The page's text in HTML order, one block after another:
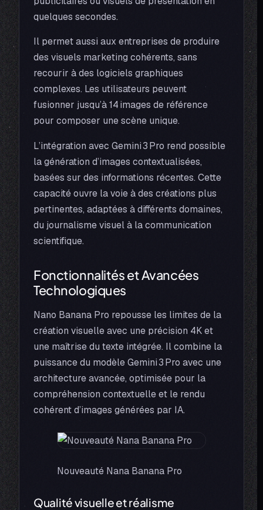
quelques secondes.
Il permet aussi aux entreprises de produire
des visuels marketing cohérents, sans
recourir à des logiciels graphiques
complexes. Les utilisateurs peuvent
fusionner jusqu’à 14 images de référence
pour composer une scène unique.
L’intégration avec Gemini 3 Pro rend possible
la génération d’images contextualisées,
basées sur des informations récentes. Cette
capacité ouvre la voie à des créations plus
pertinentes, adaptées à différents domaines,
du journalisme visuel à la communication
scientifique.
Fonctionnalités et Avancées
Technologiques
Nano Banana Pro repousse les limites de la
création visuelle avec une précision 4K et
une maîtrise du texte intégrée. Il combine la
puissance du modèle Gemini 3 Pro avec une
architecture avancée, optimisée pour la
compréhension contextuelle et le rendu
cohérent d’images générées par IA.
Nouveauté Nana Banana Pro
Qualité visuelle et réalisme